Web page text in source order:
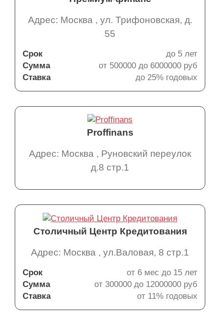
Адрес: Москва , ул. Трифоновская, д.
55
Срок
до 5 лет
Сумма
от 500000 до 6000000 руб
Ставка
до 25% годовых
Proffinans
Адрес: Москва , Руновский переулок
д.8 стр.1
Столичный Центр Кредитования
Адрес: Москва , ул.Валовая, 8 стр.1
Срок
от 6 мес до 15 лет
Сумма
от 300000 до 12000000 руб
Ставка
от 11% годовых